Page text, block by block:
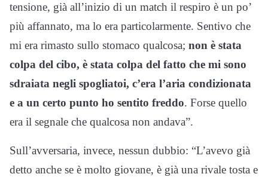
tensione, già all’inizio di un match il respiro è un po’
più affannato, ma lo era particolarmente. Sentivo che
mi era rimasto sullo stomaco qualcosa; non è stata
colpa del cibo, è stata colpa del fatto che mi sono
sdraiata negli spogliatoi, c’era l’aria condizionata
e a un certo punto ho sentito freddo. Forse quello
era il segnale che qualcosa non andava”.
Sull’avversaria, invece, nessun dubbio: “L’avevo già
detto anche se è molto giovane, è già una rivale tosta e